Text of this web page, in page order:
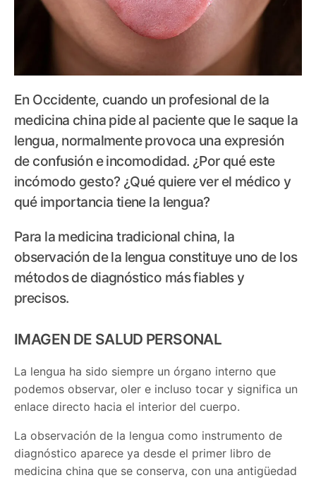
En Occidente, cuando un profesional de la
medicina china pide al paciente que le saque la
lengua, normalmente provoca una expresión
de confusión e incomodidad. ¿Por qué este
incómodo gesto? ¿Qué quiere ver el médico y
qué importancia tiene la lengua?
Para la medicina tradicional china, la
observación de la lengua constituye uno de los
métodos de diagnóstico más fiables y
precisos.
IMAGEN DE SALUD PERSONAL
La lengua ha sido siempre un órgano interno que
podemos observar, oler e incluso tocar y significa un
enlace directo hacia el interior del cuerpo.
La observación de la lengua como instrumento de
diagnóstico aparece ya desde el primer libro de
medicina china que se conserva, con una antigüedad